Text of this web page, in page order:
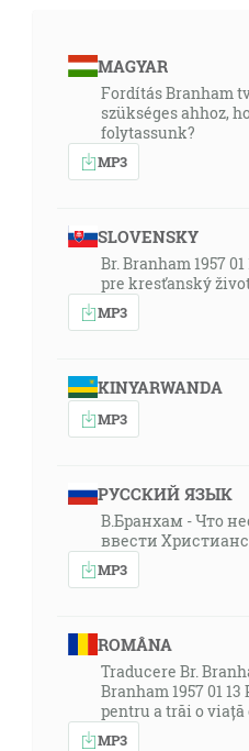
MAGYAR
Fordítás Branham
szükséges ahhoz,
folytassunk?
MP3
SLOVENSKY
Br. Branham 1957
pre kresťanský
MP3
KINYARWANDA
MP3
РУССКИЙ ЯЗЫК
В.Бранхам - Что
ввести
MP3
ROMÂNA
Traducere Br.
Branham 1957 01
pentru a trăi o viață
MP3